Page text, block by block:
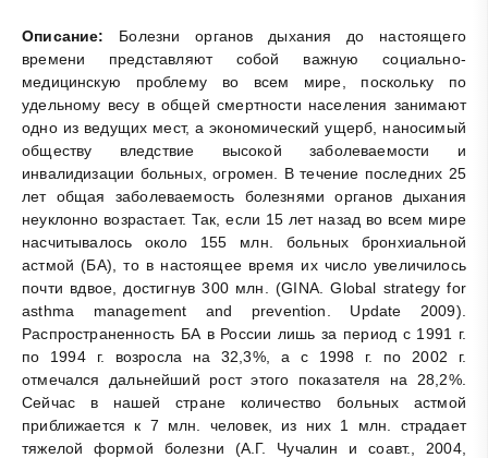
Описание: Болезни органов дыхания до настоящего
времени представляют собой важную социально-
медицинскую проблему во всем мире, поскольку по
удельному весу в общей смертности населения занимают
одно из ведущих мест, а экономический ущерб, наносимый
обществу вледствие высокой заболеваемости и
инвалидизации больных, огромен. В течение последних 25
лет общая заболеваемость болезнями органов дыхания
неуклонно возрастает. Так, если 15 лет назад во всем мире
насчитывалось около 155 млн. больных бронхиальной
астмой (БА), то в настоящее время их число увеличилось
почти вдвое, достигнув 300 млн. (GINA. Global strategy for
asthma management and prevention. Update 2009).
Распространенность БА в России лишь за период с 1991 г.
по 1994 г. возросла на 32,3%, а с 1998 г. по 2002 г.
отмечался дальнейший рост этого показателя на 28,2%.
Сейчас в нашей стране количество больных астмой
приближается к 7 млн. человек, из них 1 млн. страдает
тяжелой формой болезни (А.Г. Чучалин и соавт., 2004,